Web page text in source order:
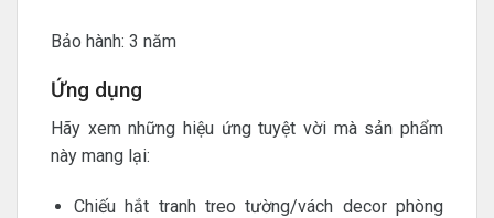
Bảo hành: 3 năm
Ứng dụng
Hãy xem những hiệu ứng tuyệt vời mà sản phẩm
này mang lại:
Chiếu hắt tranh treo tường/vách decor phòng